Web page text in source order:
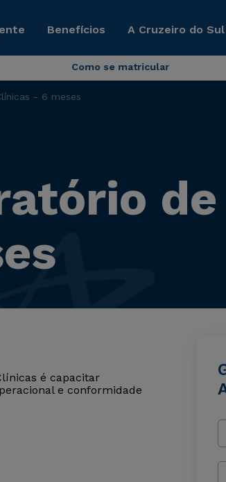
Benefícios A Cruzeiro do
Como se matricular
- 6 meses
é capacitar
e conformidade